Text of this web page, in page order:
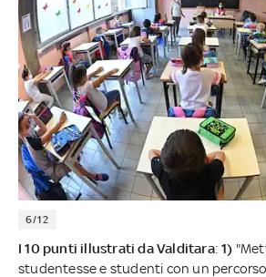
6/12
I 10 punti illustrati da Valditara: 1)
studentesse e studenti con un